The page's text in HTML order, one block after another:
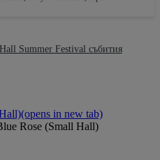
Summer Festival събития
(opens in new tab)
Rose (Small Hall)